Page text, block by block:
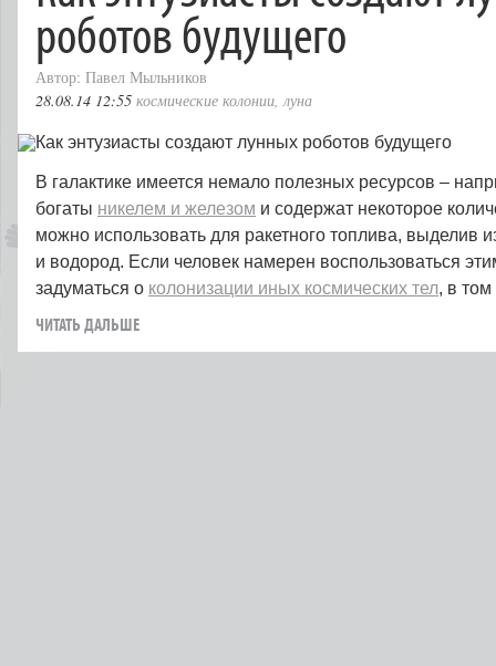
роботов будущего
Автор: Павел Мыльников
28.08.14 12:55 космические колонии,луна
В галактике имеется немало полезных ресурсов –
богаты никелем и железом и содержат некоторое
можно использовать для ракетного топлива, выделив
и водород. Если человек намерен воспользоваться
задуматься о колонизации иных космических тел, в
ЧИТАТЬ ДАЛЬШЕ